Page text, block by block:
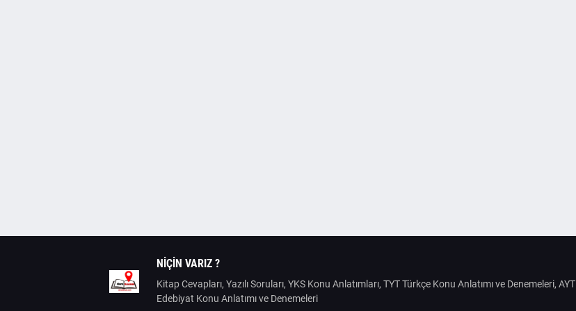
NIÇIN VARIZ ?
Kitap Cevapları, Yazılı Soruları, YKS Konu Anlatımları, TYT Türkçe Konu Anlatımı ve Denemeleri, AYT
Edebiyat Konu Anlatımı ve Denemeleri